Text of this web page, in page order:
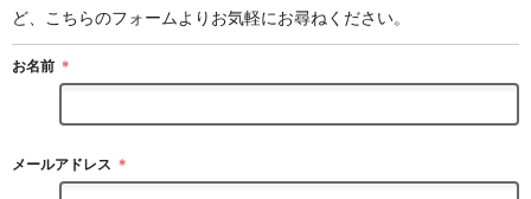
ど、こちらのフォームよりお気軽にお尋ねください。
お名前 ＊
メールアドレス ＊